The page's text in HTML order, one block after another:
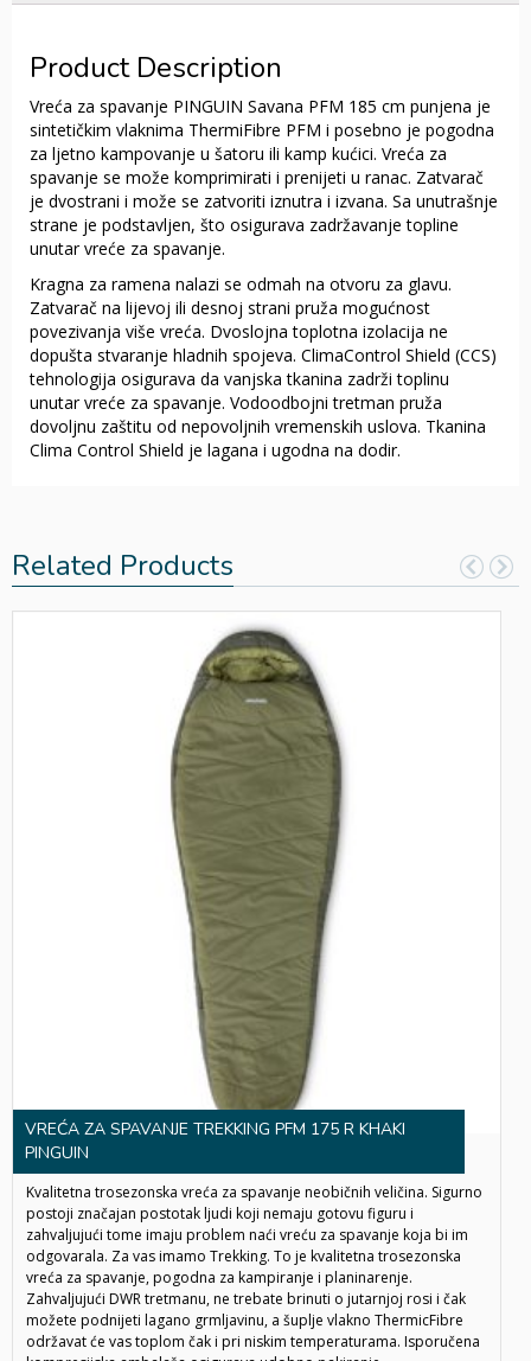
Product Description
Vreća za spavanje PINGUIN Savana PFM 185 cm punjena je
sintetičkim vlaknima ThermiFibre PFM i posebno je pogodna
za ljetno kampovanje u šatoru ili kamp kućici. Vreća za
spavanje se može komprimirati i prenijeti u ranac. Zatvarač
je dvostrani i može se zatvoriti iznutra i izvana. Sa unutrašnje
strane je podstavljen, što osigurava zadržavanje topline
unutar vreće za spavanje.
Kragna za ramena nalazi se odmah na otvoru za glavu.
Zatvarač na lijevoj ili desnoj strani pruža mogućnost
povezivanja više vreća. Dvoslojna toplotna izolacija ne
dopušta stvaranje hladnih spojeva. ClimaControl Shield (CCS)
tehnologija osigurava da vanjska tkanina zadrži toplinu
unutar vreće za spavanje. Vodoodbojni tretman pruža
dovoljnu zaštitu od nepovoljnih vremenskih uslova. Tkanina
Clima Control Shield je lagana i ugodna na dodir.
Related Products
VREĆA ZA SPAVANJE TREKKING PFM 175 R KHAKI
PINGUIN
Kvalitetna trosezonska vreća za spavanje neobičnih veličina. Sigurno
postoji značajan postotak ljudi koji nemaju gotovu figuru i
zahvaljujući tome imaju problem naći vreću za spavanje koja bi im
odgovarala. Za vas imamo Trekking. To je kvalitetna trosezonska
vreća za spavanje, pogodna za kampiranje i planinarenje.
Zahvaljujući DWR tretmanu, ne trebate brinuti o jutarnjoj rosi i čak
možete podnijeti lagano grmljavinu, a šuplje vlakno ThermicFibre
održavat će vas toplom čak i pri niskim temperaturama. Isporučena